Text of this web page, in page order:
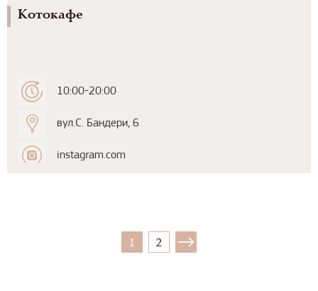
Котокафе
10:00-20:00
вул.С. Бандери, 6
instagram.com
1 2